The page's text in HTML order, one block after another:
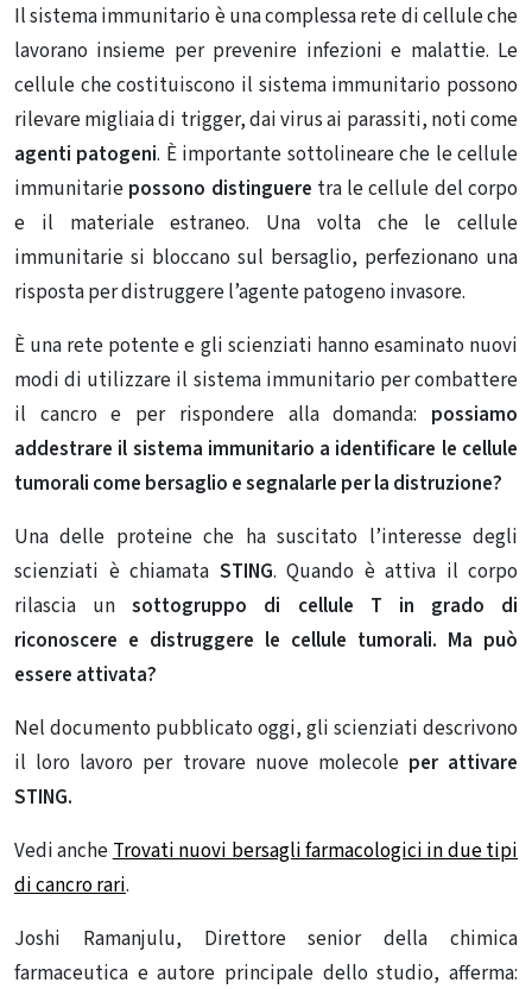
Il sistema immunitario è una complessa rete dicelluleche
lavorano insieme per prevenire infezioni e malattie. Le
cellule che costituiscono il sistema immunitario possono
rilevare migliaia di trigger, dai virus ai parassiti, noti come
agenti patogeni. È importante sottolineare che le cellule
immunitarie possono distinguere tra le cellule del corpo
e il materiale estraneo. Una volta che le cellule
immunitarie si bloccano sul bersaglio, perfezionano una
risposta per distruggere l’agente patogeno invasore.
È una rete potente e gli scienziati hanno esaminato nuovi
modi di utilizzare il sistema immunitario per combattere
il cancro e per rispondere alla domanda: possiamo
addestrare il sistema immunitario a identificare le cellule
tumorali come bersaglio e segnalarle per la distruzione?
Una delle proteine ​​che ha suscitato l’interesse degli
scienziati è chiamata STING. Quando è attiva il corpo
rilascia un sottogruppo di cellule T in grado di
riconoscere e distruggere le cellule tumorali. Ma può
essere attivata?
Nel documento pubblicato oggi, gli scienziati descrivono
il loro lavoro per trovare nuove molecole per attivare
STING.
Vedi anche Trovati nuovi bersagli farmacologici in due tipi
di cancro rari.
Joshi Ramanjulu, Direttore senior della chimica
farmaceutica e autore principale dello studio, afferma: